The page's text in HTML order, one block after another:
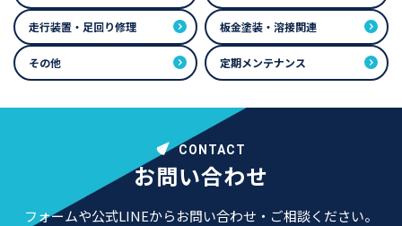
走行装置・足回り修理 板金塗装・溶接関連
その他 定期メンテナンス
CONTACT
お問い合わせ
フォームや公式LINEからお問い合わせ・ご相談ください。